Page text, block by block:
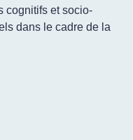
cognitifs et socio-
dans le cadre de la